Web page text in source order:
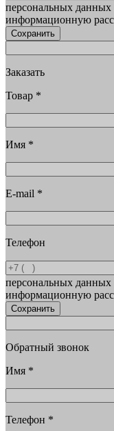
персональных данных
информационную
Сохранить
Заказать
Товар *
Имя *
E-mail *
Телефон
персональных данных
информационную
Сохранить
Обратный звонок
Имя *
Телефон *